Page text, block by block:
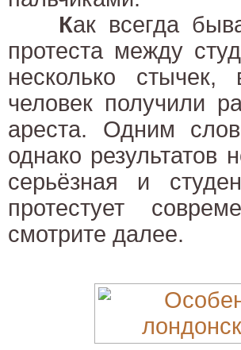
Как всегда
протеста между
несколько стычек,
человек получили
ареста. Одним
однако результатов
серьёзная и
протестует
смотрите далее.